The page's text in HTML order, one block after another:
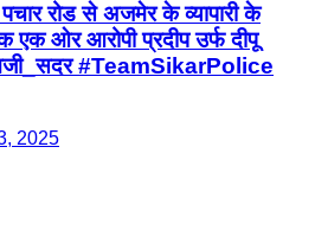
रोड से अजमेर के व्यापारी के
एक ओर आरोपी प्रदीप उर्फ दीपू
#TeamSikarPolice
2025